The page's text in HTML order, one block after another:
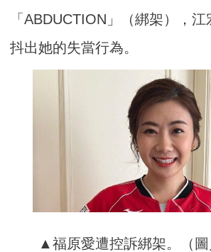
「ABDUCTION」（綁架），
抖出她的失當行為。
▲福原愛遭控訴綁架。（圖